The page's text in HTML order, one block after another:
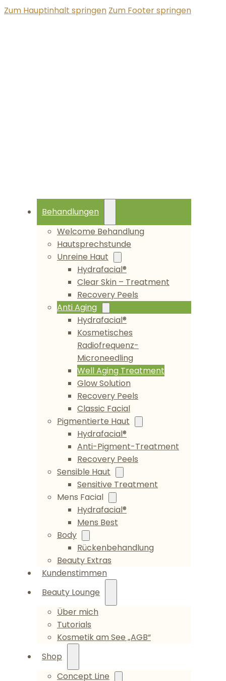
Zum Hauptinhalt springen Zum Footer springen
Behandlungen
Welcome Behandlung
Hautsprechstunde
Unreine Haut
Hydrafacial®
Clear Skin – Treatment
Recovery Peels
Anti Aging
Hydrafacial®
Kosmetisches
Radiofrequenz-
Microneedling
Well Aging Treatment
Glow Solution
Recovery Peels
Classic Facial
Pigmentierte Haut
Hydrafacial®
Anti-Pigment-Treatment
Recovery Peels
Sensible Haut
Sensitive Treatment
Mens Facial
Hydrafacial®
Mens Best
Body
Rückenbehandlung
Beauty Extras
Kundenstimmen
Beauty Lounge
Über mich
Tutorials
Kosmetik am See „AGB“
Shop
Concept Line